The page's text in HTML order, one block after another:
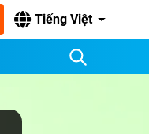
Tiếng Việt